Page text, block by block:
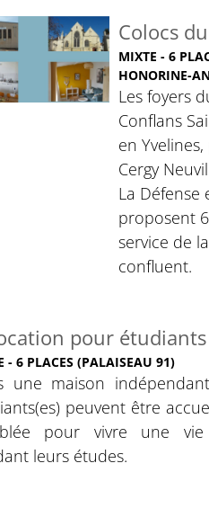
Colocs
MIXTE - 6
HONORINE-
Les foyers
Conflans
en
Cergy
La Défense
proposent
service de
confluent.
pour
- 6 PLACES (PALAISEAU 91)
une maison
peuvent être
pour vivre une
leurs études.